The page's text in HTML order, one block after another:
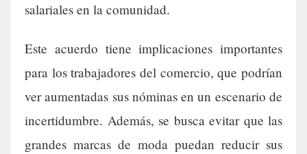
salariales en la comunidad.
Este acuerdo tiene implicaciones importantes
para los trabajadores del comercio, que podrían
ver aumentadas sus nóminas en un escenario de
incertidumbre. Además, se busca evitar que las
grandes marcas de moda puedan reducir sus